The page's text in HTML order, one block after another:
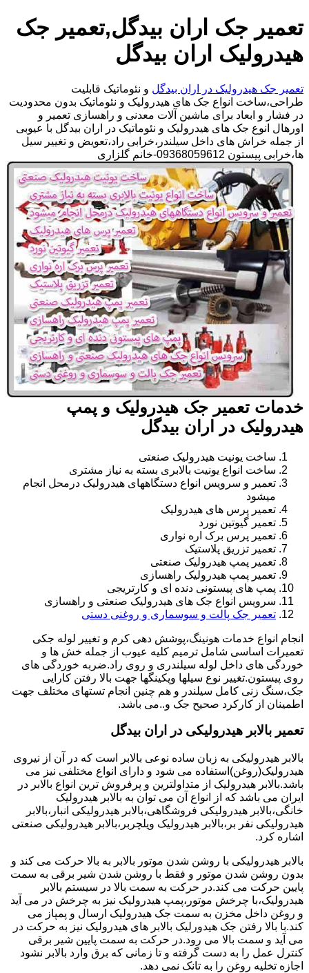
تعمیر جک اران بیدگل,تعمیر جک
هیدرولیک اران بیدگل
تعمیر جک هیدرولیک در اران بیدگل و نئوماتیک قابلیت
طراحی،ساخت انواع جک های هیدرولیک و نئوماتیک بدون محدودیت
در فشار و ابعاد برای ماشین آلات معدنی و راهسازی تعمیر و
اورهال انوع جک های هیدرولیک و نئوماتیک در اران بیدگل با عیوبی
از جمله خراش های داخل سیلندر،خرابی راد،تعویض و تغییر سیل
ها،خرابی پیستون 09368059612-خانم گلزاری
خدمات تعمیر جک هیدرولیک و پمپ
هیدرولیک در اران بیدگل
ساخت یونیت هیدرولیک صنعتی
ساخت انواع یونیت بالابری بسته به نیاز مشتری
تعمیر و سرویس انواع دستگاههای هیدرولیک درمحل انجام
میشود
تعمیر پرس های هیدرولیک
تعمیر گیوتین نورد
تعمیر پرس برک اره نواری
تعمیر تزریق پلاستیک
تعمیر پمپ هیدرولیک صنعتی
تعمیر پمپ هیدرولیک راهسازی
پمپ های پیستونی دنده ای و کارتریجی
سرویس انواع جک های هیدرولیک صنعتی و راهسازی
تعمیر جک پالت و سوسماری و روغنی دستی
انجام انواع خدمات هونینگ،پوشش دهی کرم و تغییر لوله جکی
تعمیرات اساسی شامل ترمیم کلیه عیوب از جمله خش ها و
خوردگی های داخل لوله سیلندری و روی راد.ضربه خوردگی های
روی پیستون.تغییر نوع سیلها وپکینگها جهت بالا رفتن کارایی
جک،سنگ زنی کامل سیلندر و هم چنین انجام تستهای مختلف جهت
اطمینان از کارکرد صحیح جک و..می باشد.
تعمیر بالابر هیدرولیکی در اران بیدگل
بالابر هیدرولیکی به زبان ساده نوعی بالابر است که در آن از نیروی
هیدرولیک(روغن)استفاده می شود و دارای انواع مختلفی نیز می
باشد.بالابر هیدرولیک از متداولترین و پرفروش ترین انواع بالابر در
ایران می باشد که از انواع آن می توان به بالابر هیدرولیک
خانگی،بالابر هیدرولیکی فروشگاهی،بالابر هیدرولیکی انبار،بالابر
هیدرولیکی نفر بر،بالابر هیدرولیک ویلچربر،بالابر هیدرولیکی صنعتی
اشاره کرد.
بالابر هیدرولیکی با روشن شدن موتور بالابر به بالا حرکت می کند و
بدون روشن شدن موتور و فقط با روشن شدن شیر برقی به سمت
پایین حرکت می کند.در حرکت به سمت بالا در سیستم بالابر
هیدرولیک،با چرخش موتور،پمپ هیدرولیک نیز به چرخش در می آید
و روغن داخل مخزن به سمت جک هیدرولیک ارسال و پمپاز می
کند.با بالا رفتن جک هیدورلیک بالابر های هیدرولیک نیز به حرکت در
می آید و سمت بالا می رود.در حرکت به سمت پایین شیر برقی
کنترل عمل را به دست گرفته و تا زمانی که برق وارد بالابر نشود
اجازه تخلیه روغن را به تانک نمی دهد.